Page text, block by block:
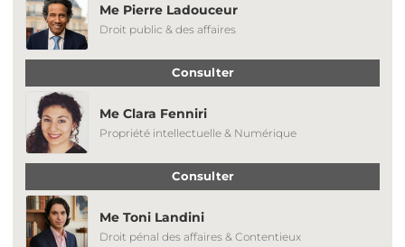
Me Pierre Ladouceur
Droit public & des affaires
Consulter
Me Clara Fenniri
Propriété intellectuelle & Numérique
Consulter
Me Toni Landini
Droit pénal des affaires & Contentieux